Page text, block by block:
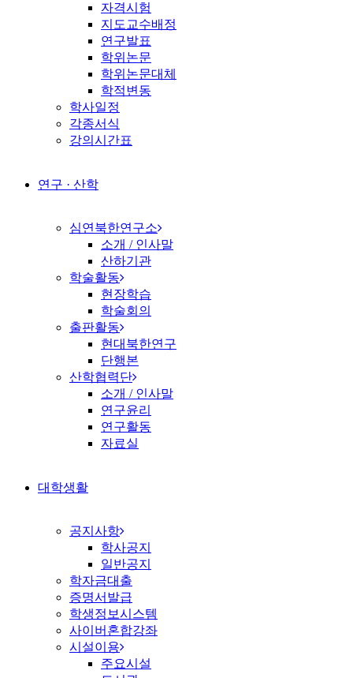
자격시험
지도교수배정
연구발표
학위논문
학위논문대체
학적변동
학사일정
각종서식
강의시간표
연구 · 산학
심연북한연구소
소개 / 인사말
산하기관
학술활동
현장학습
학술회의
출판활동
현대북한연구
단행본
산학협력단
소개 / 인사말
연구윤리
연구활동
자료실
대학생활
공지사항
학사공지
일반공지
학자금대출
증명서발급
학생정보시스템
사이버혼합강좌
시설이용
주요시설